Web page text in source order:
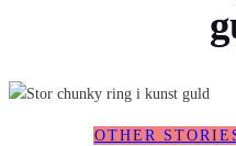
OTHER